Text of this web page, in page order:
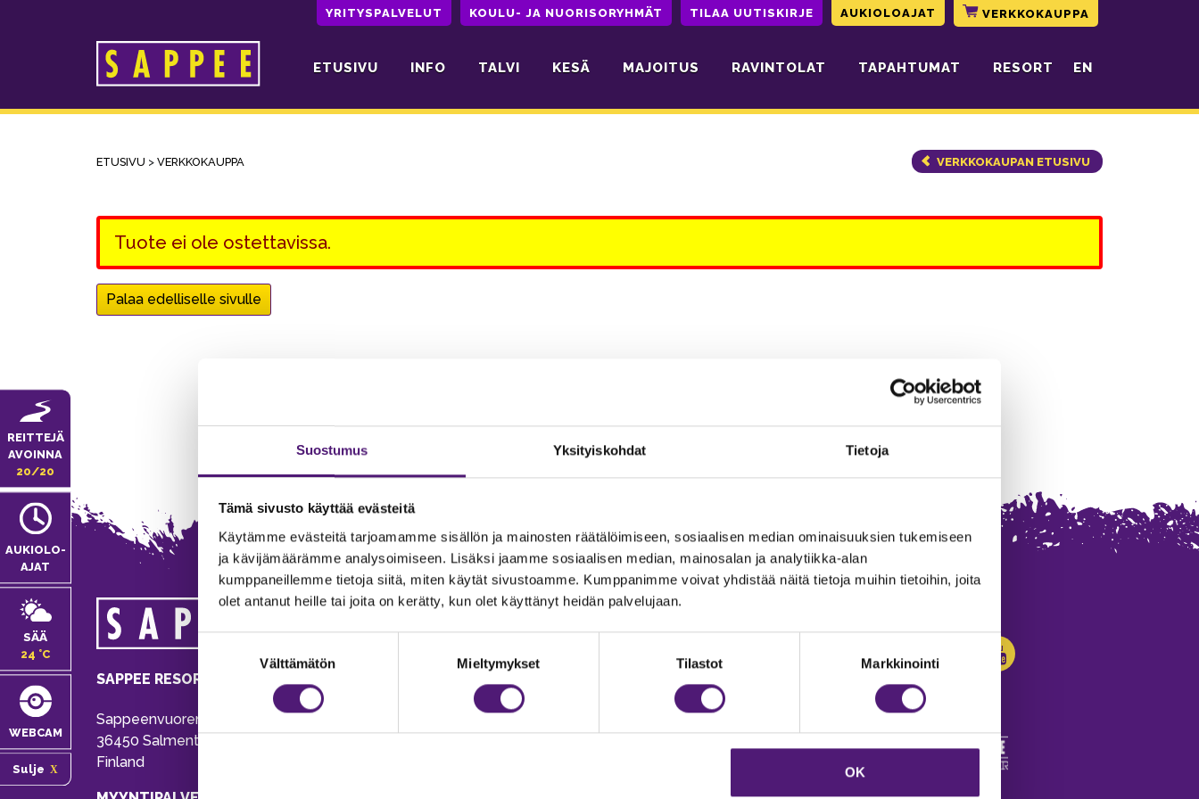
Suostumus Yksityiskohdat Tietoja
Tämä sivusto käyttää evästeitä
Käytämme evästeitä tarjoamamme sisällön ja mainosten räätälöimiseen, sosiaalisen median ominaisuuksien tukemiseen
ja kävijämäärämme analysoimiseen. Lisäksi jaamme sosiaalisen median, mainosalan ja analytiikka-alan
kumppaneillemme tietoja siitä, miten käytät sivustoamme. Kumppanimme voivat yhdistää näitä tietoja muihin tietoihin, joita
olet antanut heille tai joita on kerätty, kun olet käyttänyt heidän palvelujaan.
Välttämätön Mieltymykset Tilastot Markkinointi
OK
YRITYSPALVELUT KOULU- JA NUORISORYHMÄT TILAA UUTISKIRJE AUKIOLOAJAT VERKKOKAUPPA
Päävalikko ETUSIVU INFO TALVI KESÄ MAJOITUS RAVINTOLAT TAPAHTUMAT RESORT EN
REITTEJÄ
AVOINNA
20/20
AUKIOLO­
AJAT
SÄÄ
24 °C
WEBCAM
Sulje
ETUSIVU > VERKKOKAUPPA VERKKOKAUPAN ETUSIVU
Tuote ei ole ostettavissa.
Palaa edelliselle sivulle
SAPPEE RESORT
Sappeenvuorentie 200
36450 Salmentaka, Pälkäne
Finland
MAJOITUS
020 755 9975
majoitus@sappee.fi
Vastuullisuus
Avoimet työpaikat
Anna palautetta
Evästeasetukset